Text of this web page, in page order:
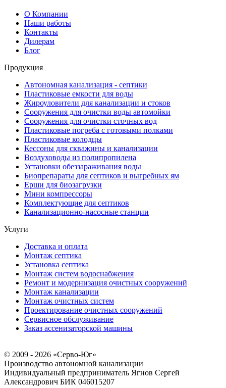
О Компании
Наши работы
Контакты
Дилерам
Блог
Продукция
Автономная канализация - септики
Пластиковые емкости для воды
Жироуловители для канализации и стоков
Сооружения для очистки воды автомойки
Сооружения для очистки сточных вод
Пластиковые погреба с готовыми полками
Пластиковые колодцы
Кессоны для скважины и канализации
Воздуховоды из полипропилена
Установки обеззараживания воды
Биопрепараты для септиков и выгребных ям
Ерши для биозагрузки
Мини компрессоры
Комплектующие для септиков
Канализационно-насосные станции
Услуги
Доставка и оплата
Монтаж септика
Установка септика
Монтаж систем водоснабжения
Ремонт и модернизация очистных сооружений
Монтаж канализации
Монтаж очистных систем
Проектирование очистных сооружений
Сервисное обслуживание
Заказ ассенизаторской машины
© 2009 - 2026 «Серво-Юг»
Производство автономной канализации
Индивидуальный предприниматель Ягнов Сергей
Александрович БИК 046015207